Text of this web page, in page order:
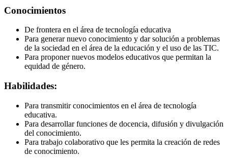
Conocimientos
De frontera en el área de tecnología educativa
Para generar nuevo conocimiento y dar solución a problemas
de la sociedad en el área de la educación y el uso de las TIC.
Para proponer nuevos modelos educativos que permitan la
equidad de género.
Habilidades:
Para transmitir conocimientos en el área de tecnología
educativa.
Para desarrollar funciones de docencia, difusión y divulgación
del conocimiento.
Para trabajo colaborativo que les permita la creación de redes
de conocimiento.